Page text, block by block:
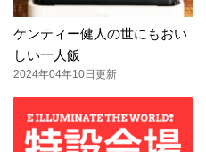
ケンティー健人の世にもおい
しい一人飯
2024年04年10日更新